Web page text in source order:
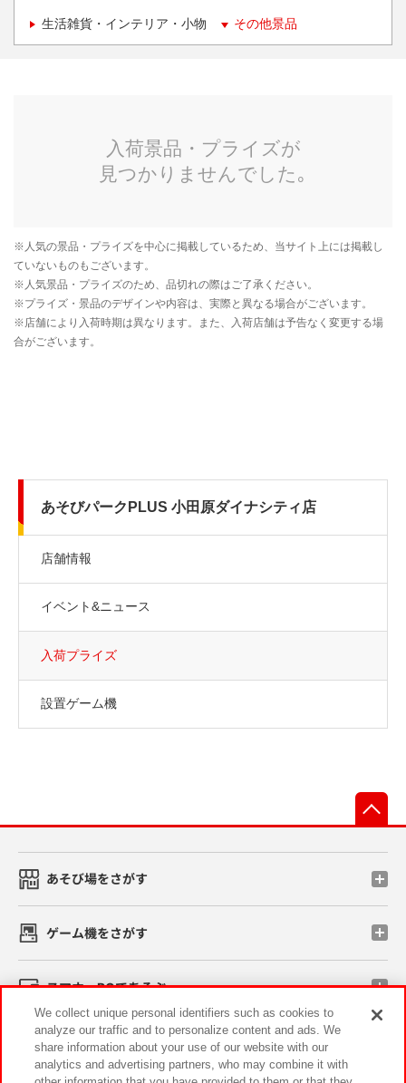
生活雑貨・インテリア・小物 その他景品
あそびパークPLUS 小田原ダイナシティ店
店舗情報
イベント&ニュース
入荷プライズ
設置ゲーム機
あそび場をさがす
ゲーム機をさがす
スマホ・PCであそぶ
イベント・キャンペーン
We collect unique personal identifiers such as cookies to
analyze our traffic and to personalize content and ads. We
share information about your use of our website with our
analytics and advertising partners, who may combine it with